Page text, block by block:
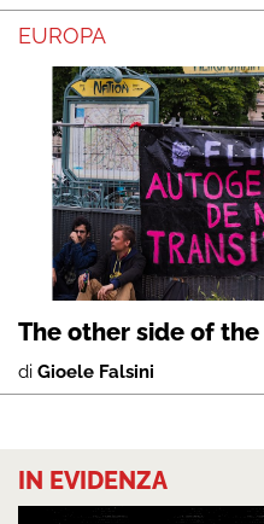
EUROPA
The other side of
di Gioele Falsini
IN EVIDENZA